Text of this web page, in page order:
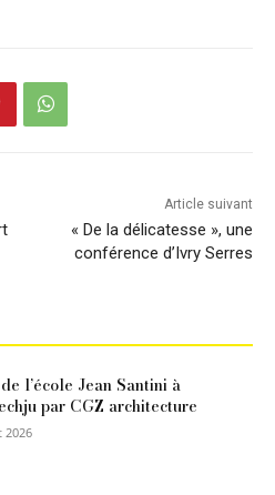
Article suivant
« De la délicatesse », une
conférence d’Ivry Serres
l’école Jean Santini à
par CGZ architecture
2026